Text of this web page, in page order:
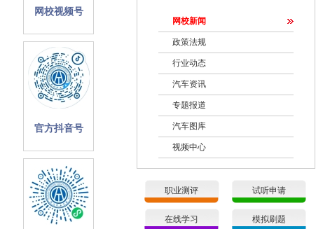
网校新闻
政策法规
行业动态
汽车资讯
专题报道
汽车图库
视频中心
职业测评 试听申请
在线学习 模拟刷题
网校视频号
官方抖音号